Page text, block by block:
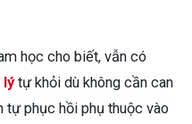
học cho biết, vẫn có
lýtự khỏi dù không cần can
tự phục hồi phụ thuộc vào